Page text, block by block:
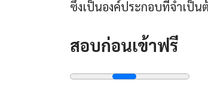
ซึ่งเป็นองค์ประกอบที่จำเป็น
สอบก่อนเข้าฟรี